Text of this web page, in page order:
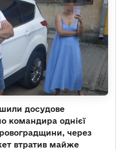
досудове
командира однієї
через
втратив майже